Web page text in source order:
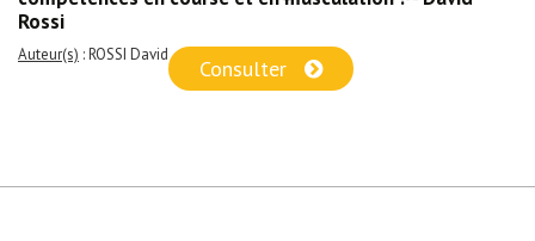
Rossi
Auteur(s) : ROSSI David
Consulter